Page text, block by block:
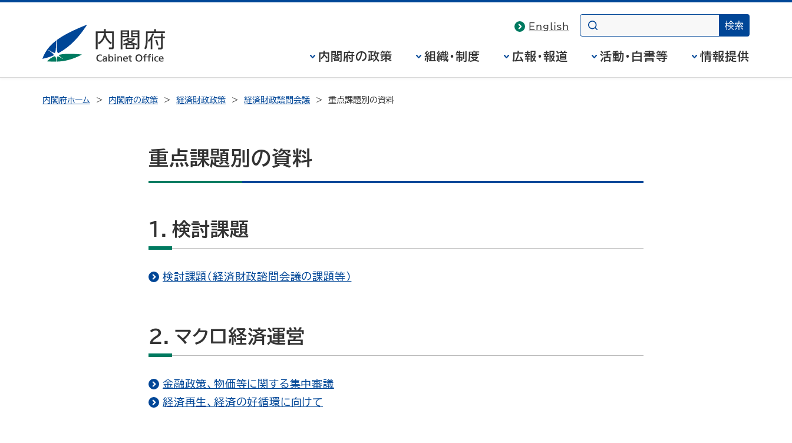
English
内閣府の政策 組織・制度 広報・報道 活動・白書等 情報提供
内閣府ホーム 内閣府の政策 経済財政政策 経済財政諮問会議 重点課題別の資料
重点課題別の資料
１．検討課題
検討課題（経済財政諮問会議の課題等）
２．マクロ経済運営
金融政策、物価等に関する集中審議
経済再生、経済の好循環に向けて